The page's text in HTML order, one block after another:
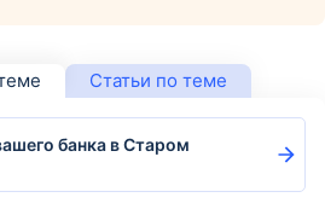
Статьи по теме
банка в Старом